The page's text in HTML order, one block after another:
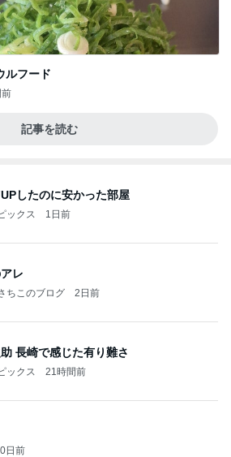
ルフード
記事を読む
したのに安かった部屋
ックス 1日前
レ
ちこのブログ 2日前
長崎で感じた有り難さ
ックス 21時間前
日前